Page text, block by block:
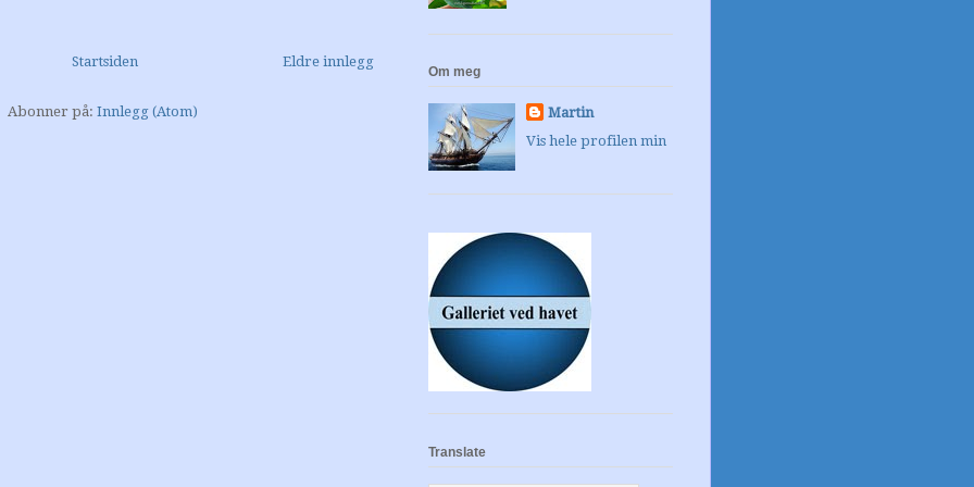
Eldre innlegg
Startsiden
Abonner på: Innlegg (Atom)
Om meg
Martin
Vis hele profilen min
Translate